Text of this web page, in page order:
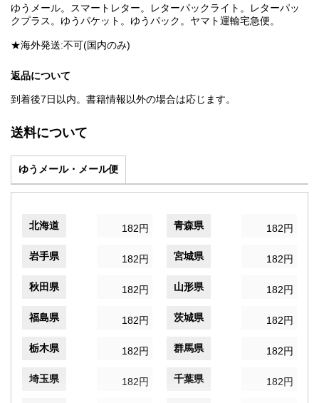
ゆうメール。スマートレター。レターパックライト。レターパッ
クプラス。ゆうパケット。ゆうパック。ヤマト運輸宅急便。
★海外発送:不可(国内のみ)
返品について
到着後7日以内。書籍情報以外の場合は応じます。
送料について
ゆうメール・メール便
北海道 182円 青森県 182円
岩手県 182円 宮城県 182円
秋田県 182円 山形県 182円
福島県 182円 茨城県 182円
栃木県 182円 群馬県 182円
埼玉県 182円 千葉県 182円